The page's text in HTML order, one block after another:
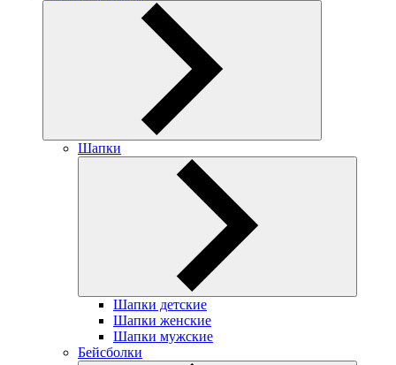
Шапки
Шапки детские
Шапки женские
Шапки мужские
Бейсболки